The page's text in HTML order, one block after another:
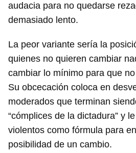
audacia para no quedarse
demasiado lento.
La peor variante sería la
quienes no quieren cambiar
cambiar lo mínimo para que
Su obcecación coloca en
moderados que terminan
“cómplices de la dictadura” y
violentos como fórmula para
posibilidad de un cambio.